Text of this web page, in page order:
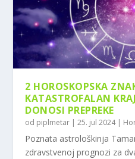
2 HOROSKOPSKA
KATASTROFALAN
DONOSI PREPREKE
od piplmetar |25. jul 2024|
Poznata astrološkinja
zdravstvenoj prognozi za